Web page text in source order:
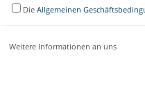
Die Allgemeinen
Weitere Informationen an uns